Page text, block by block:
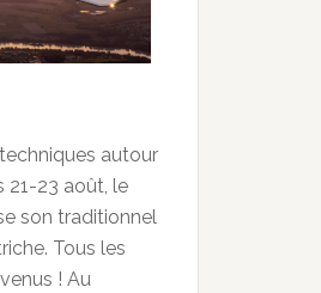
autour
21-23 août, le
son traditionnel
Tous les
! Au